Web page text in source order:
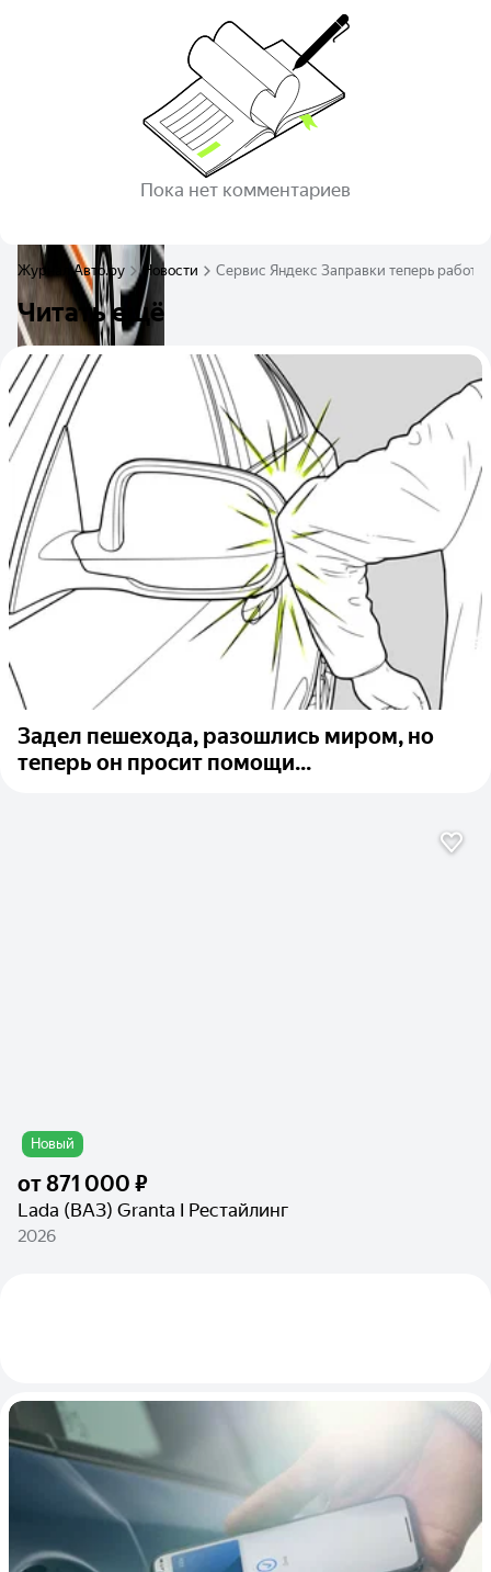
Пока нет комментариев
Журнал Авто.ру Новости Сервис Яндекс Заправки теперь
Читать ещё
Задел пешехода, разошлись миром, но
теперь он просит помощи...
Новый
от871 000 ₽
Lada (ВАЗ) Granta I Рестайлинг
2026